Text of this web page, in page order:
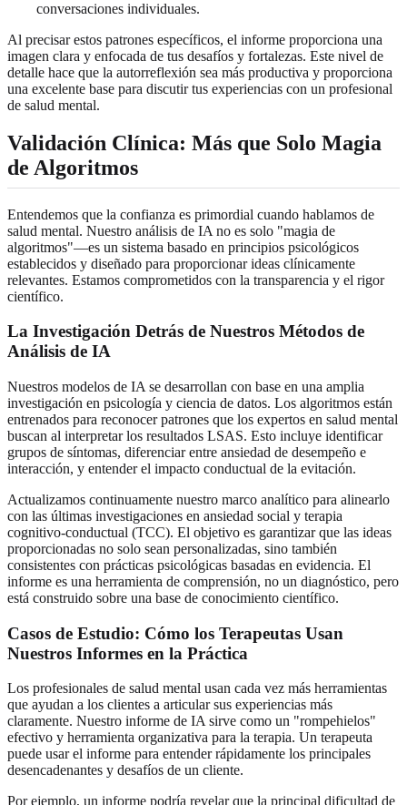
conversaciones individuales.
Al precisar estos patrones específicos, el informe proporciona una
imagen clara y enfocada de tus desafíos y fortalezas. Este nivel de
detalle hace que la autorreflexión sea más productiva y proporciona
una excelente base para discutir tus experiencias con un profesional
de salud mental.
Validación Clínica: Más que Solo Magia
de Algoritmos
Entendemos que la confianza es primordial cuando hablamos de
salud mental. Nuestro análisis de IA no es solo "magia de
algoritmos"—es un sistema basado en principios psicológicos
establecidos y diseñado para proporcionar ideas clínicamente
relevantes. Estamos comprometidos con la transparencia y el rigor
científico.
La Investigación Detrás de Nuestros Métodos de
Análisis de IA
Nuestros modelos de IA se desarrollan con base en una amplia
investigación en psicología y ciencia de datos. Los algoritmos están
entrenados para reconocer patrones que los expertos en salud mental
buscan al interpretar los resultados LSAS. Esto incluye identificar
grupos de síntomas, diferenciar entre ansiedad de desempeño e
interacción, y entender el impacto conductual de la evitación.
Actualizamos continuamente nuestro marco analítico para alinearlo
con las últimas investigaciones en ansiedad social y terapia
cognitivo-conductual (TCC). El objetivo es garantizar que las ideas
proporcionadas no solo sean personalizadas, sino también
consistentes con prácticas psicológicas basadas en evidencia. El
informe es una herramienta de comprensión, no un diagnóstico, pero
está construido sobre una base de conocimiento científico.
Casos de Estudio: Cómo los Terapeutas Usan
Nuestros Informes en la Práctica
Los profesionales de salud mental usan cada vez más herramientas
que ayudan a los clientes a articular sus experiencias más
claramente. Nuestro informe de IA sirve como un "rompehielos"
efectivo y herramienta organizativa para la terapia. Un terapeuta
puede usar el informe para entender rápidamente los principales
desencadenantes y desafíos de un cliente.
Por ejemplo, un informe podría revelar que la principal dificultad de